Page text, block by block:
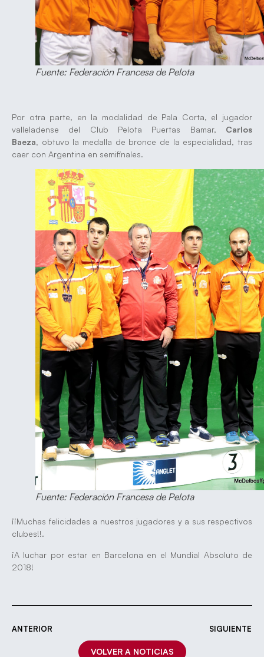
Fuente: Federación Francesa de Pelota
Por otra parte, en la modalidad de Pala Corta, el jugador
valleladense del Club Pelota Puertas Bamar, Carlos
Baeza, obtuvo la medalla de bronce de la especialidad, tras
caer con Argentina en semifinales.
Fuente: Federación Francesa de Pelota
¡¡Muchas felicidades a nuestros jugadores y a sus respectivos
clubes!!.
¡A luchar por estar en Barcelona en el Mundial Absoluto de
2018!
ANTERIOR SIGUIENTE
VOLVER A NOTICIAS